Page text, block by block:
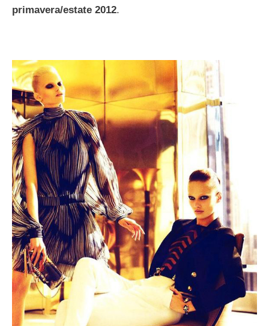
primavera/estate 2012.